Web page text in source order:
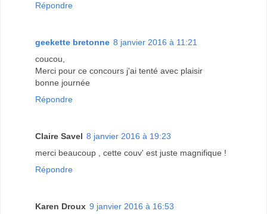
Répondre
geekette bretonne 8 janvier 2016 à 11:21
coucou,
Merci pour ce concours j'ai tenté avec plaisir
bonne journée
Répondre
Claire Savel 8 janvier 2016 à 19:23
merci beaucoup , cette couv' est juste magnifique !
Répondre
Karen Droux 9 janvier 2016 à 16:53